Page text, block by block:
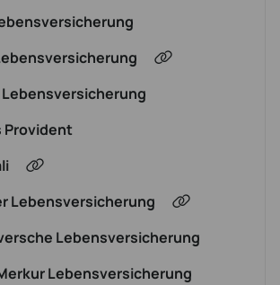
Lebensversicherung
Provident
Lebensversicherung
Lebensversicherung
Lebensversicherung